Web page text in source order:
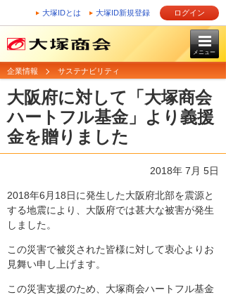
大塚IDとは 大塚ID新規登録 ログイン
メニュー
企業情報 サステナビリティ
大阪府に対して「大塚商会
ハートフル基金」より義援
金を贈りました
2018年 7月 5日
2018年6月18日に発生した大阪府北部を震源と
する地震により、大阪府では甚大な被害が発生
しました。
この災害で被災された皆様に対して衷心よりお
見舞い申し上げます。
この災害支援のため、大塚商会ハートフル基金